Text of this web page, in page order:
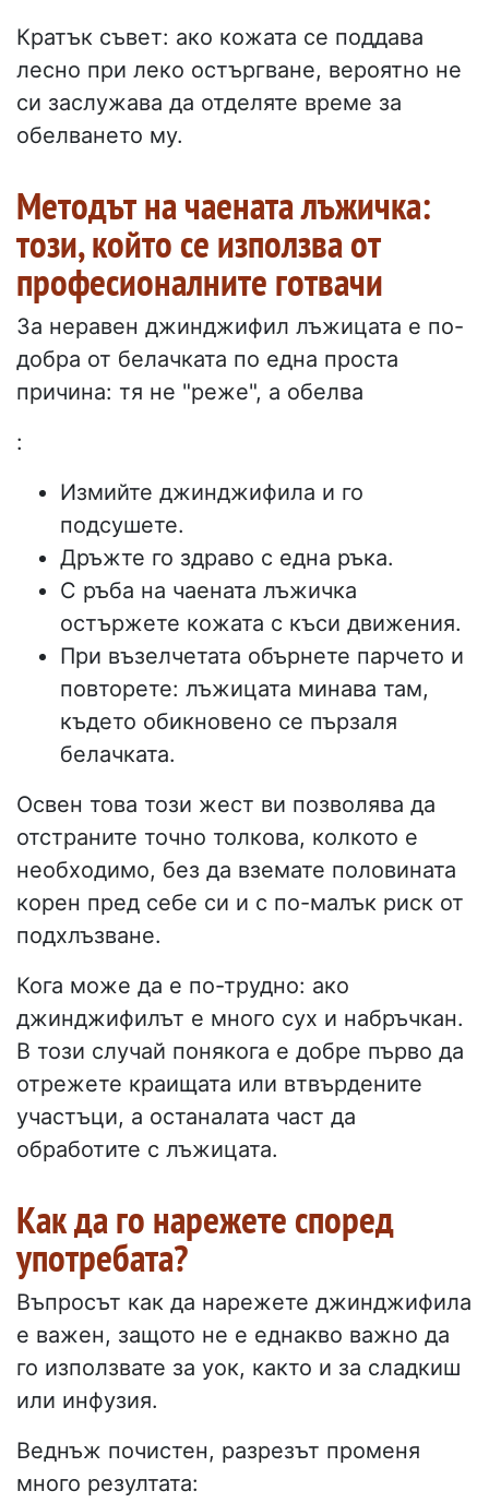
Кратък съвет: ако кожата се поддава
лесно при леко остъргване, вероятно не
си заслужава да отделяте време за
обелването му.
Методът на чаената лъжичка:
този, който се използва от
професионалните готвачи
За неравен джинджифил лъжицата е по-
добра от белачката по една проста
причина: тя не "реже", а обелва
:
Измийте джинджифила и го
подсушете.
Дръжте го здраво с една ръка.
С ръба на чаената лъжичка
остържете кожата с къси движения.
При възелчетата обърнете парчето и
повторете: лъжицата минава там,
където обикновено се пързаля
белачката.
Освен това този жест ви позволява да
отстраните точно толкова, колкото е
необходимо, без да вземате половината
корен пред себе си и с по-малък риск от
подхлъзване.
Кога може да е по-трудно: ако
джинджифилът е много сух и набръчкан.
В този случай понякога е добре първо да
отрежете краищата или втвърдените
участъци, а останалата част да
обработите с лъжицата.
Как да го нарежете според
употребата?
Въпросът как да нарежете джинджифила
е важен, защото не е еднакво важно да
го използвате за уок, както и за сладкиш
или инфузия.
Веднъж почистен, разрезът променя
много резултата: